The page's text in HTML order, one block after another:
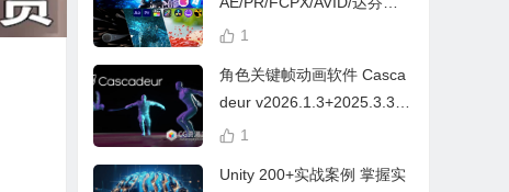
视频特效插件Continuum Wi
1
角色关键帧动画软件 Casca
deur v2026.1.3+2025.3.3
Win/Mac+中文字幕教程
1
Unity 200+实战案例 掌握实